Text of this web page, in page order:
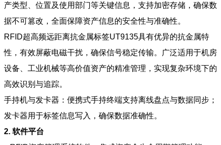
产类型、位置及使用部门等关键信息，支持加密存储，确保数
据不可篡改，全面保障资产信息的安全性与准确性。
RFID超高频远距离抗金属标签UT9135具有优异的抗金属特
性，有效屏蔽电磁干扰，确保信号稳定传输。广泛适用于机房
设备、工业机械等高价值资产的精准管理，实现复杂环境下的
高效识别与追踪。
手持机与发卡器：便携式手持终端支持离线盘点与数据同步；
发卡器用于标签信息写入，确保数据准确性。
2. 软件平台